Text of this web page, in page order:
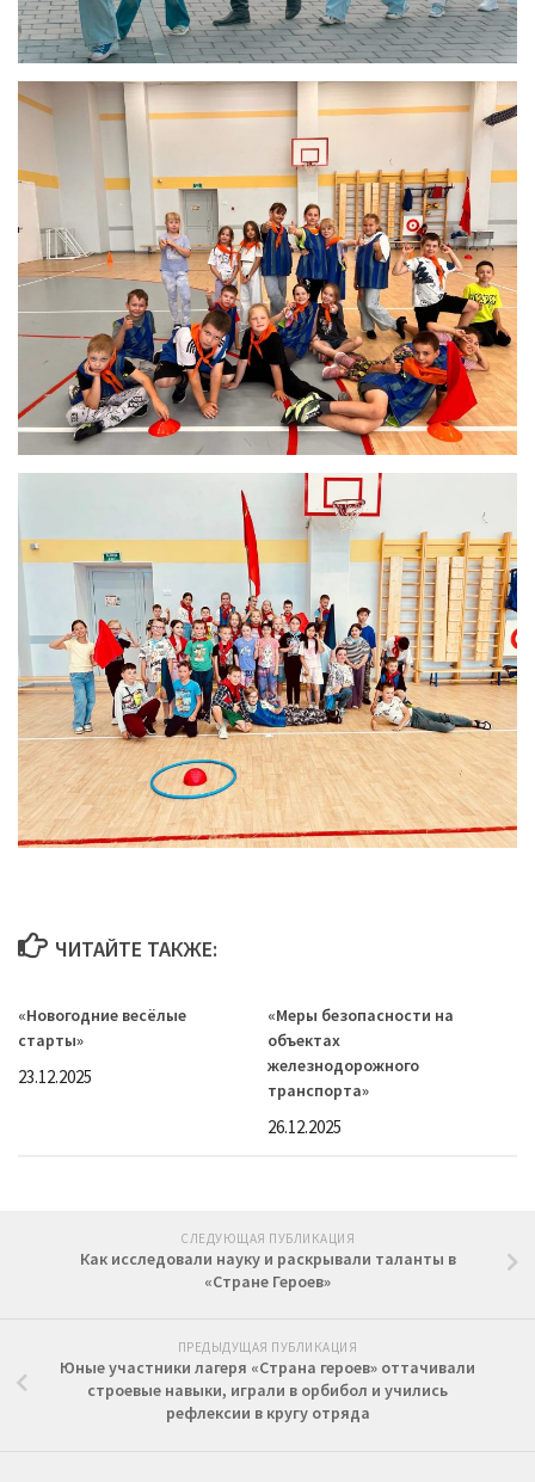
ЧИТАЙТЕ ТАКЖЕ:
«Новогодние весёлые
старты»
23.12.2025
«Меры безопасности на
объектах
железнодорожного
транспорта»
26.12.2025
СЛЕДУЮЩАЯ ПУБЛИКАЦИЯ
Как исследовали науку и раскрывали таланты в
«Стране Героев»
ПРЕДЫДУЩАЯ ПУБЛИКАЦИЯ
Юные участники лагеря «Страна героев» оттачивали
строевые навыки, играли в орбибол и учились
рефлексии в кругу отряда